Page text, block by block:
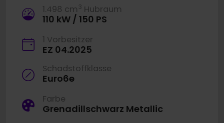
1.498 cm 3 Hubraum
110 kW / 150 PS
1 Vorbesitzer
EZ 04.2025
Schadstoffklasse
Euro6e
Farbe
Grenadillschwarz Metallic